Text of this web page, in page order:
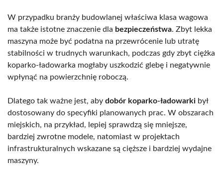
W przypadku branży budowlanej właściwa klasa wagowa
ma także istotne znaczenie dla bezpieczeństwa. Zbyt lekka
maszyna może być podatna na przewrócenie lub utratę
stabilności w trudnych warunkach, podczas gdy zbyt ciężka
koparko-ładowarka mogłaby uszkodzić glebę i negatywnie
wpłynąć na powierzchnię roboczą.
Dlatego tak ważne jest, aby dobór koparko-ładowarki był
dostosowany do specyfiki planowanych prac. W obszarach
miejskich, na przykład, lepiej sprawdzą się mniejsze,
bardziej zwrotne modele, natomiast w projektach
infrastrukturalnych wskazane są cięższe i bardziej wydajne
maszyny.